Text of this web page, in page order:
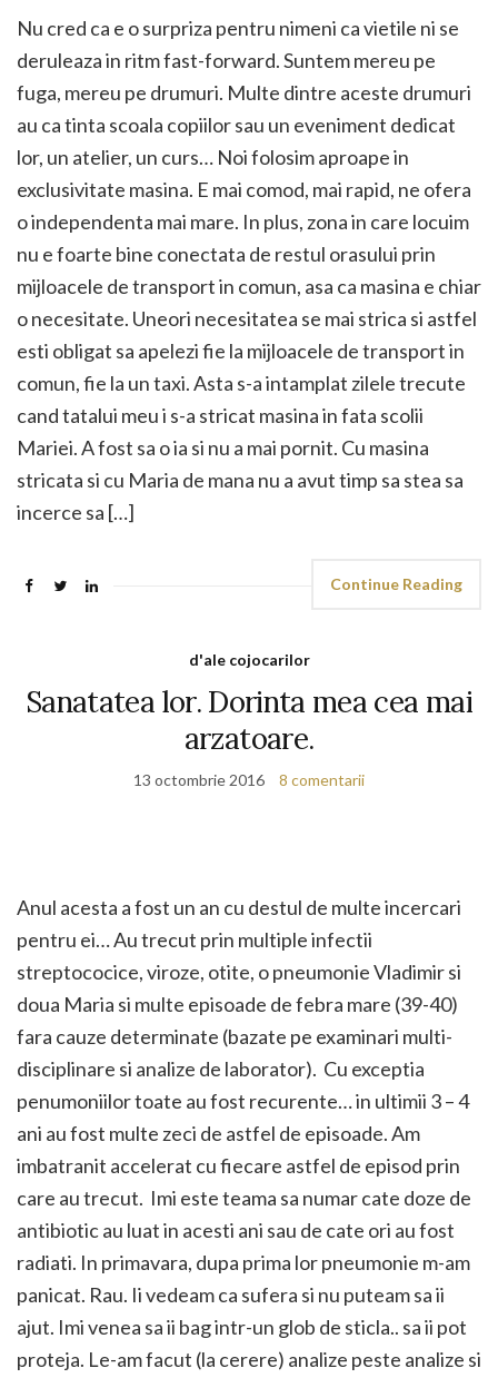
Nu cred ca e o surpriza pentru nimeni ca vietile ni se
deruleaza in ritm fast-forward. Suntem mereu pe
fuga, mereu pe drumuri. Multe dintre aceste drumuri
au ca tinta scoala copiilor sau un eveniment dedicat
lor, un atelier, un curs… Noi folosim aproape in
exclusivitate masina. E mai comod, mai rapid, ne ofera
o independenta mai mare. In plus, zona in care locuim
nu e foarte bine conectata de restul orasului prin
mijloacele de transport in comun, asa ca masina e chiar
o necesitate. Uneori necesitatea se mai strica si astfel
esti obligat sa apelezi fie la mijloacele de transport in
comun, fie la un taxi. Asta s-a intamplat zilele trecute
cand tatalui meu i s-a stricat masina in fata scolii
Mariei. A fost sa o ia si nu a mai pornit. Cu masina
stricata si cu Maria de mana nu a avut timp sa stea sa
incerce sa […]
Continue Reading
d'ale cojocarilor
Sanatatea lor. Dorinta mea cea mai
arzatoare.
13 octombrie 2016 8 comentarii
Anul acesta a fost un an cu destul de multe incercari
pentru ei… Au trecut prin multiple infectii
streptococice, viroze, otite, o pneumonie Vladimir si
doua Maria si multe episoade de febra mare (39-40)
fara cauze determinate (bazate pe examinari multi-
disciplinare si analize de laborator). Cu exceptia
penumoniilor toate au fost recurente… in ultimii 3 – 4
ani au fost multe zeci de astfel de episoade. Am
imbatranit accelerat cu fiecare astfel de episod prin
care au trecut. Imi este teama sa numar cate doze de
antibiotic au luat in acesti ani sau de cate ori au fost
radiati. In primavara, dupa prima lor pneumonie m-am
panicat. Rau. Ii vedeam ca sufera si nu puteam sa ii
ajut. Imi venea sa ii bag intr-un glob de sticla.. sa ii pot
proteja. Le-am facut (la cerere) analize peste analize si